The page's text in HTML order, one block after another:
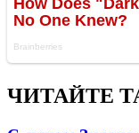
ЧИТАЙТЕ